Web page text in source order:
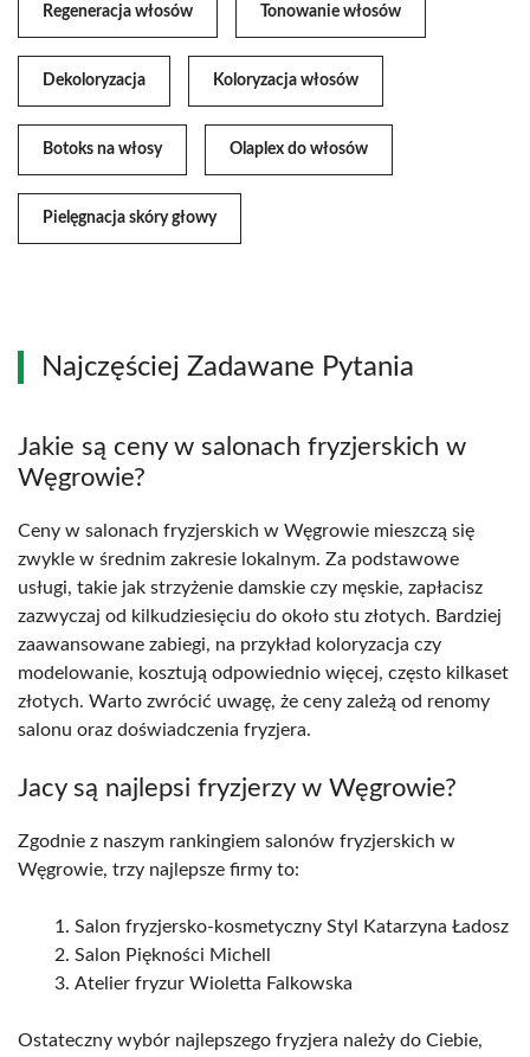
Regeneracja włosów Tonowanie włosów
Dekoloryzacja Koloryzacja włosów
Botoks na włosy Olaplex do włosów
Pielęgnacja skóry głowy
Najczęściej Zadawane Pytania
Jakie są ceny w salonach fryzjerskich w
Węgrowie?
Ceny w salonach fryzjerskich w Węgrowie mieszczą się
zwykle w średnim zakresie lokalnym. Za podstawowe
usługi, takie jak strzyżenie damskie czy męskie, zapłacisz
zazwyczaj od kilkudziesięciu do około stu złotych. Bardziej
zaawansowane zabiegi, na przykład koloryzacja czy
modelowanie, kosztują odpowiednio więcej, często kilkaset
złotych. Warto zwrócić uwagę, że ceny zależą od renomy
salonu oraz doświadczenia fryzjera.
Jacy są najlepsi fryzjerzy w Węgrowie?
Zgodnie z naszym rankingiem salonów fryzjerskich w
Węgrowie, trzy najlepsze firmy to:
Salon fryzjersko-kosmetyczny Styl Katarzyna Ładosz
Salon Piękności Michell
Atelier fryzur Wioletta Falkowska
Ostateczny wybór najlepszego fryzjera należy do Ciebie,